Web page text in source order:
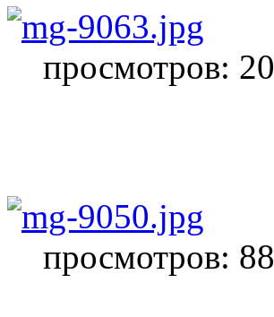
просмотров:
просмотров: 88